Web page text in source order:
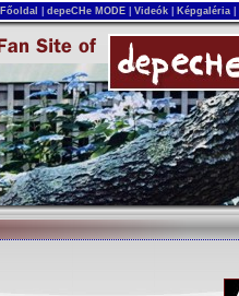
Főoldal depeCHe MODE Videók Képgaléria